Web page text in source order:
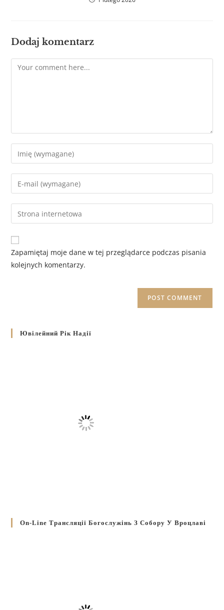
Dodaj komentarz
Zapamiętaj moje dane w tej przeglądarce podczas pisania
kolejnych komentarzy.
Ювілейний Рік Надії
On-Line Трансляції Богослужінь З Собору У Вроцлаві